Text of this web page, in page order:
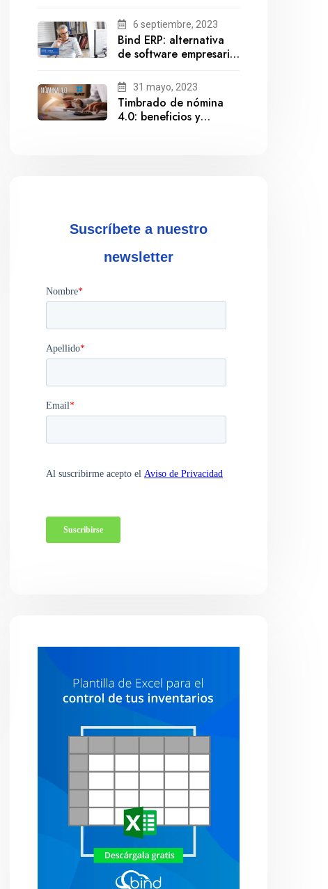
6 septiembre, 2023
Bind ERP: alternativa
de software empresarial
Gestionix
31 mayo, 2023
Timbrado de nómina
4.0: beneficios y
Suscríbete a nuestro
newsletter